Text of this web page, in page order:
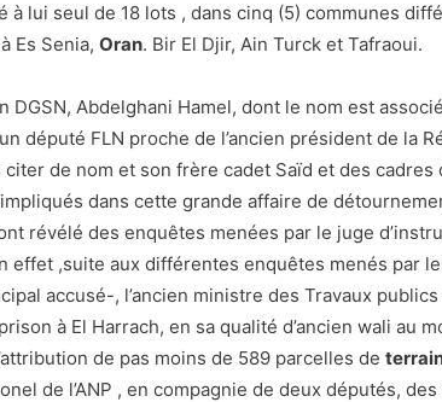
à lui seul de 18 lots , dans cinq (5) communes
Es Senia, Oran. Bir El Djir, Ain Turck et Tafraoui.
DGSN, Abdelghani Hamel, dont le nom est
député FLN proche de l’ancien président de la
citer de nom et son frère cadet Saïd et des cadres
dans cette grande affaire de
révélé des enquêtes menées par le juge
effet ,suite aux différentes enquêtes menés par
accusé-, l’ancien ministre des Travaux
à El Harrach, en sa qualité d’ancien wali au
de pas moins de 589 parcelles de
de l’ANP , en compagnie de deux députés,